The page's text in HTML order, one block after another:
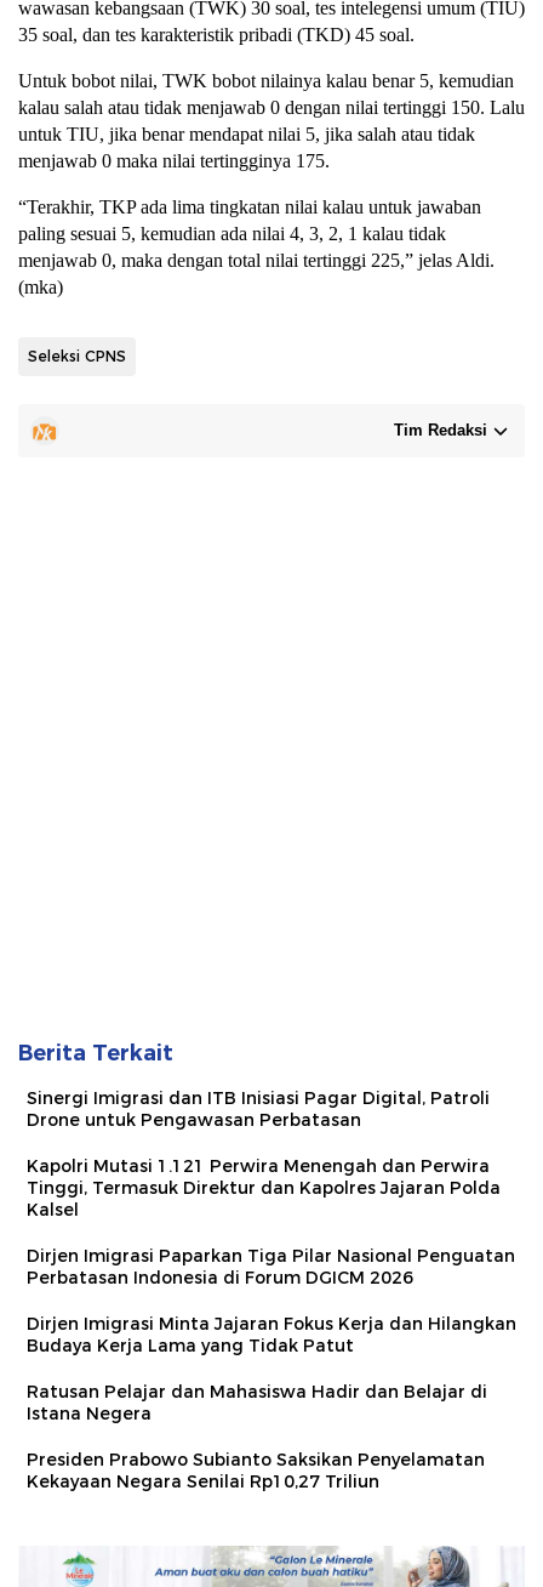
wawasan kebangsaan (TWK) 30 soal, tes intelegensi umum (TIU)
35 soal, dan tes karakteristik pribadi (TKD) 45 soal.
Untuk bobot nilai, TWK bobot nilainya kalau benar 5, kemudian
kalau salah atau tidak menjawab 0 dengan nilai tertinggi 150. Lalu
untuk TIU, jika benar mendapat nilai 5, jika salah atau tidak
menjawab 0 maka nilai tertingginya 175.
“Terakhir, TKP ada lima tingkatan nilai kalau untuk jawaban
paling sesuai 5, kemudian ada nilai 4, 3, 2, 1 kalau tidak
menjawab 0, maka dengan total nilai tertinggi 225,” jelas Aldi.
(mka)
Seleksi CPNS
Tim Redaksi
Berita Terkait
Sinergi Imigrasi dan ITB Inisiasi Pagar Digital, Patroli
Drone untuk Pengawasan Perbatasan
Kapolri Mutasi 1.121 Perwira Menengah dan Perwira
Tinggi, Termasuk Direktur dan Kapolres Jajaran Polda
Kalsel
Dirjen Imigrasi Paparkan Tiga Pilar Nasional Penguatan
Perbatasan Indonesia di Forum DGICM 2026
Dirjen Imigrasi Minta Jajaran Fokus Kerja dan Hilangkan
Budaya Kerja Lama yang Tidak Patut
Ratusan Pelajar dan Mahasiswa Hadir dan Belajar di
Istana Negera
Presiden Prabowo Subianto Saksikan Penyelamatan
Kekayaan Negara Senilai Rp10,27 Triliun